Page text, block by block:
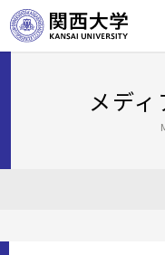
メデ